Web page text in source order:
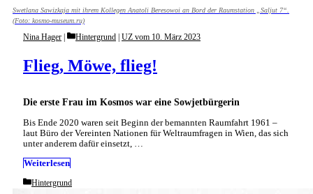
Swetlana Sawizkaja mit ihrem Kollegen Anatoli Beresowoi an Bord der Raumstation „Saljut 7“.
(Foto: kosmo-museum.ru)
Die erste Frau im Kosmos war eine Sowjetbürgerin
Flieg, Möwe, flieg!
Nina Hager Categories
Hintergrund UZ vom 10. März 2023
Bis Ende 2020 waren seit Beginn der bemannten Raumfahrt 1961 –
laut Büro der Vereinten Nationen für Weltraumfragen in Wien, das sich
unter anderem dafür einsetzt, …
Weiterlesen
Categories
Hintergrund